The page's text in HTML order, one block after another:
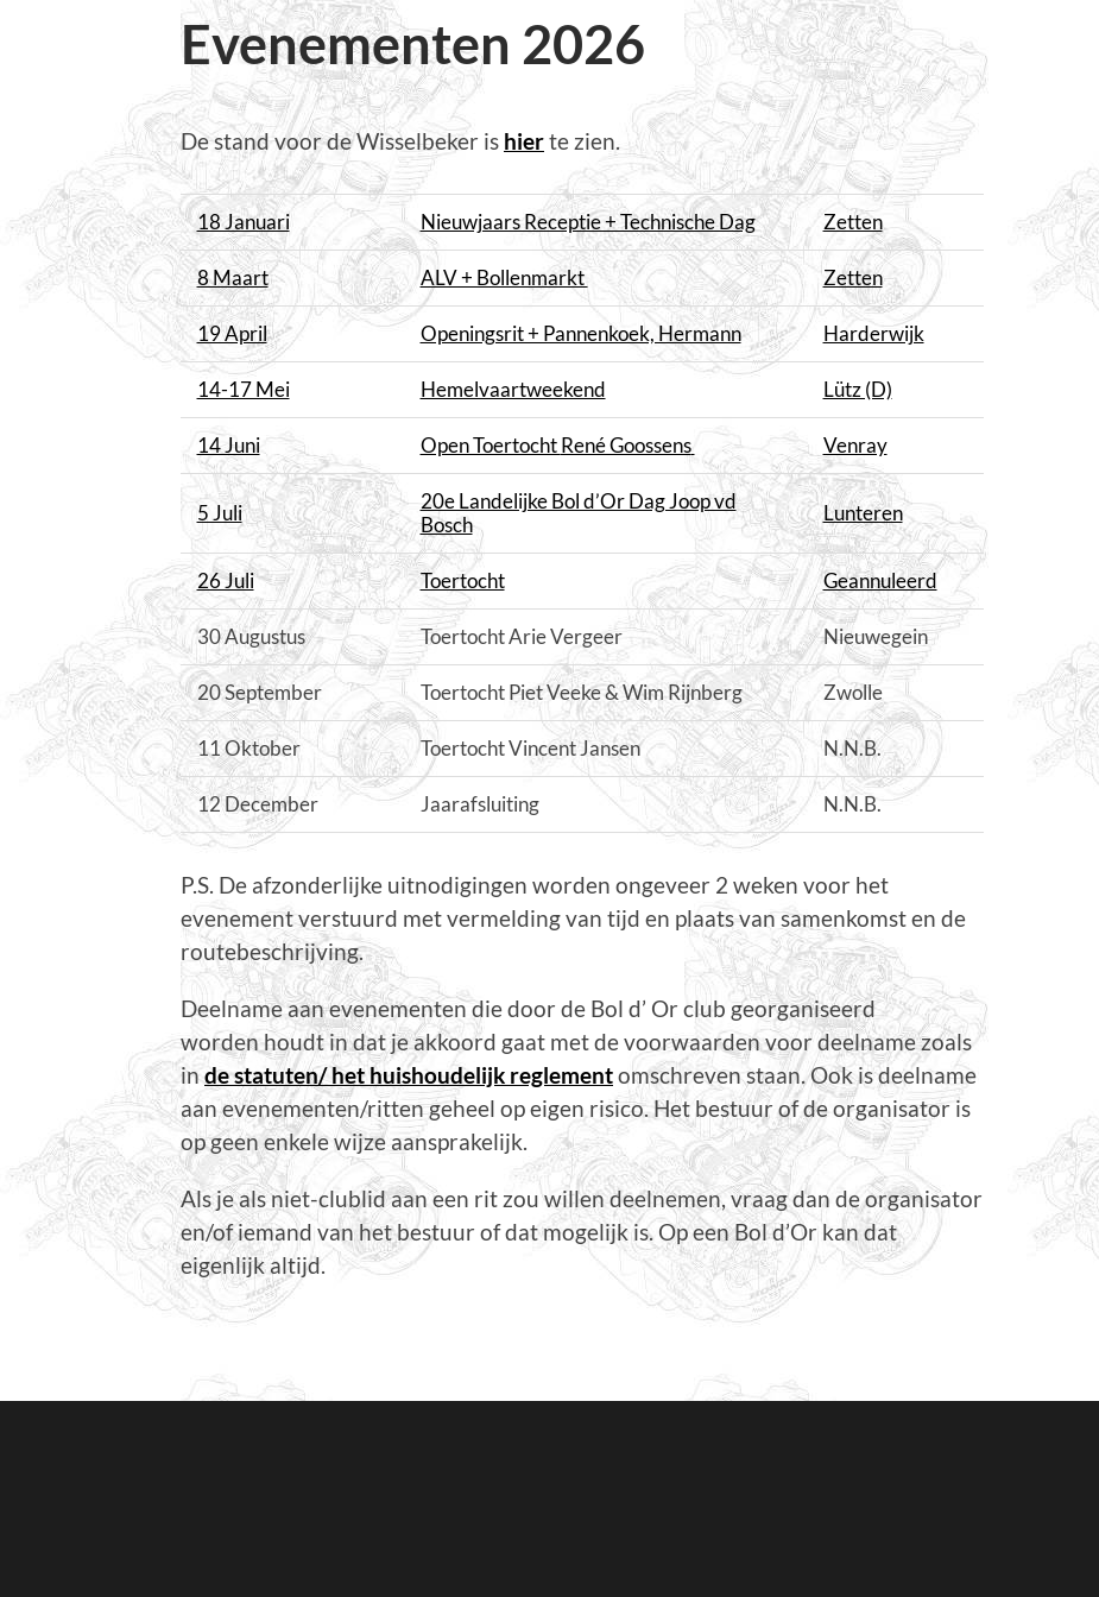
Evenementen 2026
De stand voor de Wisselbeker is hierte zien.
18 Januari Nieuwjaars Receptie + Technische Dag Zetten
8 Maart ALV + Bollenmarkt Zetten
19 April Openingsrit + Pannenkoek, Hermann Harderwijk
14-17 Mei Hemelvaartweekend Lütz (D)
14 Juni Open ToertochtRené Goossens Venray
5 Juli
20e Landelijke Bol d’Or Dag Joop vd
Bosch
Lunteren
26 Juli Toertocht Geannuleerd
30 Augustus Toertocht Arie Vergeer Nieuwegein
20 September Toertocht Piet Veeke & Wim Rijnberg Zwolle
11 Oktober Toertocht Vincent Jansen N.N.B.
12 December Jaarafsluiting N.N.B.
P.S. De afzonderlijke uitnodigingen worden ongeveer 2 weken voor het
evenement verstuurd met vermelding van tijd en plaats van samenkomst en de
routebeschrijving.
Deelname aan evenementen die door de Bol d’ Or club georganiseerd
worden houdt in dat je akkoord gaat met de voorwaarden voor deelname zoals
in de statuten/ het huishoudelijk reglementomschreven staan. Ook is deelname
aan evenementen/ritten geheel op eigen risico. Het bestuur of de organisator is
op geen enkele wijze aansprakelijk.
Als je als niet-clublid aan een rit zou willen deelnemen, vraag dan de organisator
en/of iemand van het bestuur of dat mogelijk is. Op een Bol d’Or kan dat
eigenlijk altijd.